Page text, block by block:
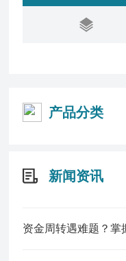
产品分类
新闻资讯